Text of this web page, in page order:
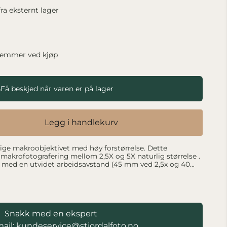
eksternt lager
ved kjøp
Få beskjed når varen er på lager
Legg i handlekurv
med høy forstørrelse. Dette
mellom 2,5X og 5X naturlig størrelse .
en utvidet arbeidsavstand (45 mm ved 2,5x og 40
Dette gir tilstrekkelig belysning på objektet for
er mye mer kompakt og lettere enn andre
gir også større dybdeskarphet sammenlignet med
på markedet. Laowa 25mm f/2.8 2.5-5X er utviklet for
for bruk i felten eller innendørs oppsett.
er tilgjengelig for ekstra kontroll og
Snakk med en ekspert